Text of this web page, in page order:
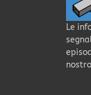
Le